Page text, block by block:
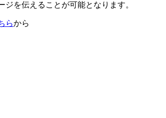
を伝えることが可能となります。
らから